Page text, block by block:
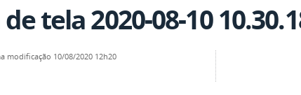
tela 2020-08-10
modificação 10/08/2020 12h20